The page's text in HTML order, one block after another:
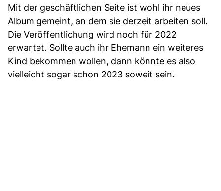
Mit der geschäftlichen Seite ist wohl ihr neues
Album gemeint, an dem sie derzeit arbeiten soll.
Die Veröffentlichung wird noch für 2022
erwartet. Sollte auch ihr Ehemann ein weiteres
Kind bekommen wollen, dann könnte es also
vielleicht sogar schon 2023 soweit sein.